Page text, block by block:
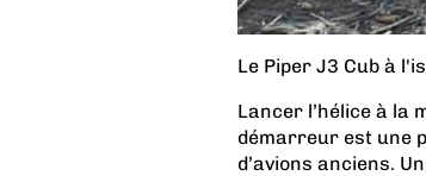
Le Piper J3 Cub à
Lancer l’hélice à la
démarreur est une
d’avions anciens.